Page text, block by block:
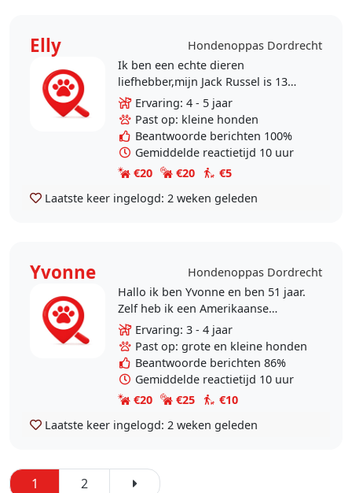
Elly
Hondenoppas Dordrecht
Ik ben een echte dieren
liefhebber,mijn Jack Russel is 13
jaar mijn maatje geweest. Helaas
moest ze inslapen,zou graag op
honden willen passen. Het..
Ervaring: 4 - 5 jaar
Past op: kleine honden
Beantwoorde berichten 100%
Gemiddelde reactietijd 10 uur
€20
€20
€5
Laatste keer ingelogd: 2 weken geleden
Yvonne
Hondenoppas Dordrecht
Hallo ik ben Yvonne en ben 51 jaar.
Zelf heb ik een Amerikaanse
stafford maar nog tijd om andere
honden uit te laten. Als het mij niet
lukt dan doen..
Ervaring: 3 - 4 jaar
Past op: grote en kleine honden
Beantwoorde berichten 86%
Gemiddelde reactietijd 10 uur
€20
€25
€10
Laatste keer ingelogd: 2 weken geleden
1 2